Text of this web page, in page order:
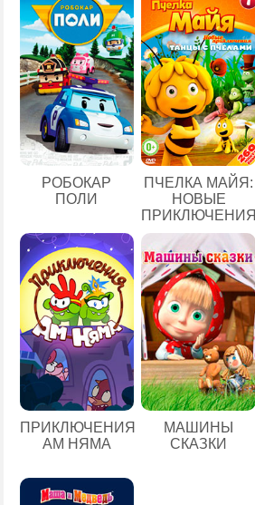
РОБОКАР
ПОЛИ
ПЧЕЛКА МАЙЯ:
НОВЫЕ
ПРИКЛЮЧЕНИЯ
ПРИКЛЮЧЕНИЯ
АМ НЯМА
МАШИНЫ
СКАЗКИ